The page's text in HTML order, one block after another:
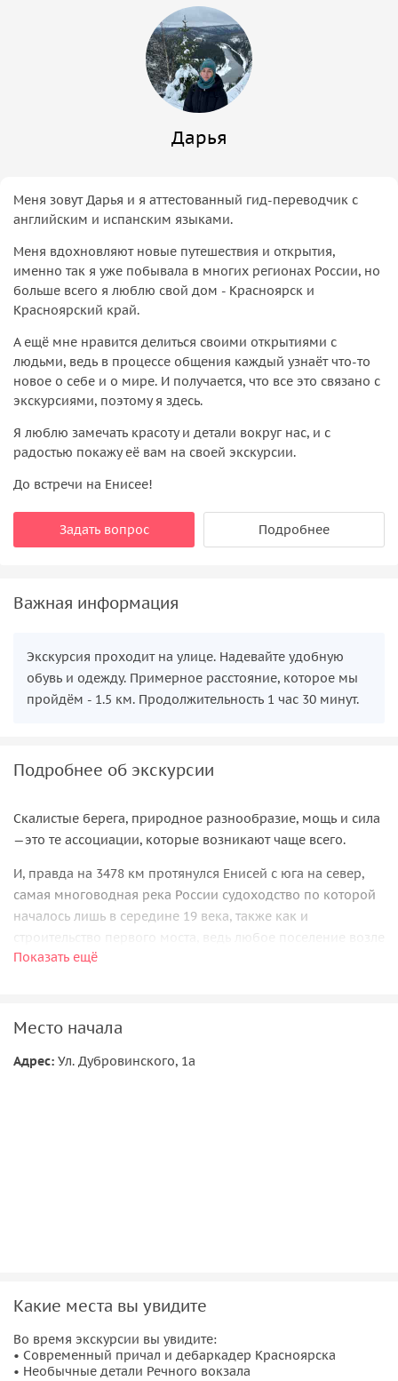
Дарья
Меня зовут Дарья и я аттестованный гид-переводчик с
английским и испанским языками.
Меня вдохновляют новые путешествия и открытия,
именно так я уже побывала в многих регионах России, но
больше всего я люблю свой дом - Красноярск и
Красноярский край.
А ещё мне нравится делиться своими открытиями с
людьми, ведь в процессе общения каждый узнаёт что-то
новое о себе и о мире. И получается, что все это связано с
экскурсиями, поэтому я здесь.
Я люблю замечать красоту и детали вокруг нас, и с
радостью покажу её вам на своей экскурсии.
До встречи на Енисее!
Задать вопрос Подробнее
Важная информация
Экскурсия проходит на улице. Надевайте удобную
обувь и одежду. Примерное расстояние, которое мы
пройдём - 1.5 км. Продолжительность 1 час 30 минут.
Подробнее об экскурсии
Скалистые берега, природное разнообразие, мощь и сила
—это те ассоциации, которые возникают чаще всего.
И, правда на 3478 км протянулся Енисей с юга на север,
самая многоводная река России судоходство по которой
началось лишь в середине 19 века, также как и
строительство первого моста, ведь любое поселение возле
реки немыслимо без сначала переправ, а потом мостов.
берегом.
Показать ещё
Место начала
Адрес: Ул. Дубровинского, 1а
Какие места вы увидите
Во время экскурсии вы увидите:
‭• Современный причал и дебаркадер Красноярска
‭• Необычные детали Речного вокзала